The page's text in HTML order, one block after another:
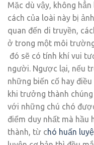
Mặc dù vậy, không
cách của loài này bị
quan đến di truyền,
ở trong một môi
đó sẽ có tính khí vui
người. Ngược lại, nếu
những biến cố hay
khi trưởng thành
với những chú chó
điểm duy nhất mà hầu
thành, từ chó huấn